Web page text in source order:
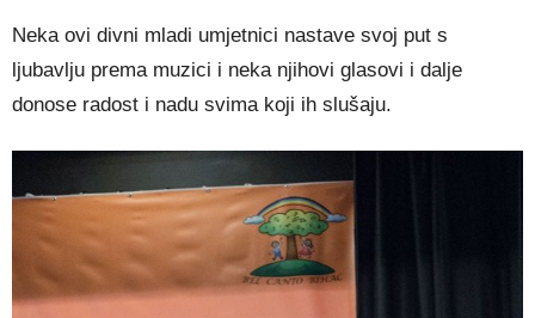
Neka ovi divni mladi umjetnici nastave svoj put s
ljubavlju prema muzici i neka njihovi glasovi i dalje
donose radost i nadu svima koji ih slušaju.